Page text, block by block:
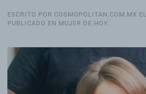
ESCRITO POR COSMOPOLITAN.COM.MX EL
PUBLICADO EN MUJER DE HOY